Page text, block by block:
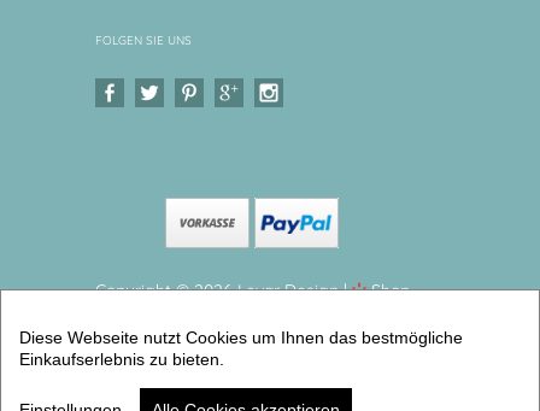
FOLGEN SIE UNS
Copyright © 2026 Levar Design |
Shop
Personalisiertes Kindergeschirr Koala Trinkbecher
und Dessertteller aus Melamin (Trinkbecher +
Dessertteller) | Artikelnummer: 1365-3741-8442
Diese Webseite nutzt Cookies um Ihnen das bestmögliche
Einkaufserlebnis zu bieten.